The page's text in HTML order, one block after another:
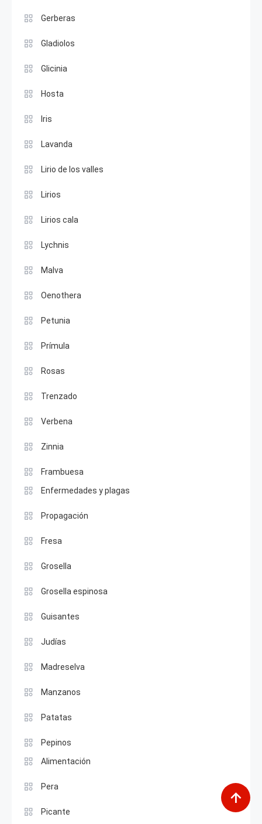
Gerberas
Gladiolos
Glicinia
Hosta
Iris
Lavanda
Lirio de los valles
Lirios
Lirios cala
Lychnis
Malva
Oenothera
Petunia
Prímula
Rosas
Trenzado
Verbena
Zinnia
Frambuesa
Enfermedades y plagas
Propagación
Fresa
Grosella
Grosella espinosa
Guisantes
Judías
Madreselva
Manzanos
Patatas
Pepinos
Alimentación
Pera
Picante